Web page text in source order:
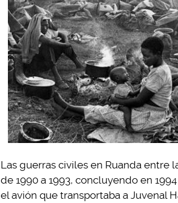
Las guerras civiles en Ruanda entre
de 1990 a 1993, concluyendo en
el avión que transportaba a Juvenal